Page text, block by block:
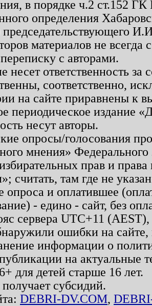
в порядке ч.2 ст.152
определения
председательствующего
материалов не
с авторами.
несет ответственность
соответственно,
на сайте приравнены к
периодическое издание
несут авторы.
опросы/голосования
мнения»
прав и
считать, там где не
опроса и оплатившее
- едино - сайт, без
сервера UTC+11
ошибки на
информации о
на актуальные
для детей старше 16 лет.
субсидий.
DEBRI-DV.COM,